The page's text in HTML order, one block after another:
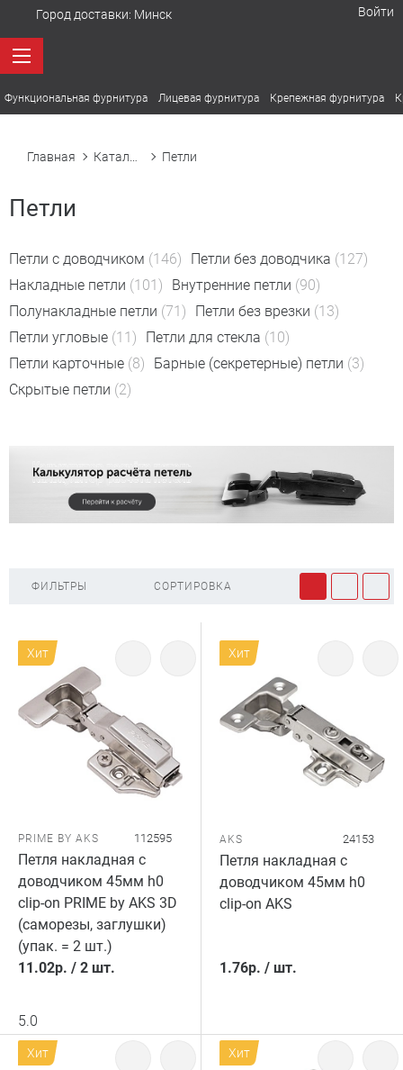
Город доставки: Минск Войти
Функциональная фурнитура Лицевая фурнитура Крепежная фурнитура
Главная Петли
Петли
Петли с доводчиком (146) Петли без доводчика (127)
Накладные петли (101) Внутренние петли (90)
Полунакладные петли (71) Петли без врезки (13)
Петли угловые (11) Петли для стекла (10)
Петли карточные (8) Барные (секретерные) петли (3)
Скрытые петли (2)
ФИЛЬТРЫ СОРТИРОВКА
Хит
PRIME BY AKS 112595
Петля накладная с
доводчиком 45мм h0
clip-on PRIME by AKS 3D
(саморезы, заглушки)
(упак. = 2 шт.)
11.02р. / 2 шт.
5.0
Хит
AKS 24153
Петля накладная с
доводчиком 45мм h0
clip-on AKS
1.76р. / шт.
Хит Хит